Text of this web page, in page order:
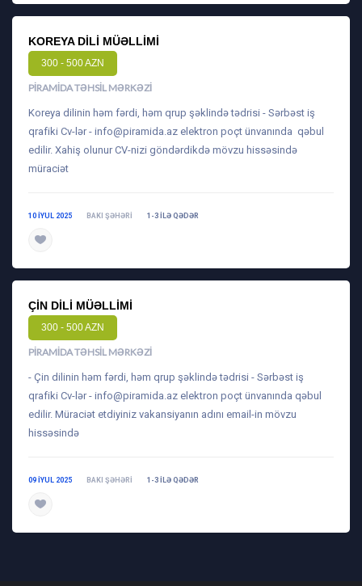
KOREYA DILI MÜƏLLIMI
300 - 500 AZN
PIRAMIDA TƏHSIL MƏRKƏZI
Koreya dilinin həm fərdi, həm qrup şəklində tədrisi - Sərbəst iş
qrafiki Cv-lər - info@piramida.az elektron poçt ünvanında qəbul
edilir. Xahiş olunur CV-nizi göndərdikdə mövzu hissəsində
müraciət
10 IYUL 2025 BAKI ŞƏHƏRI 1-3 ILƏ QƏDƏR
ÇIN DILI MÜƏLLIMI
300 - 500 AZN
PIRAMIDA TƏHSIL MƏRKƏZI
- Çin dilinin həm fərdi, həm qrup şəklində tədrisi - Sərbəst iş
qrafiki Cv-lər - info@piramida.az elektron poçt ünvanında qəbul
edilir. Müraciət etdiyiniz vakansiyanın adını email-in mövzu
hissəsində
09 IYUL 2025 BAKI ŞƏHƏRI 1-3 ILƏ QƏDƏR